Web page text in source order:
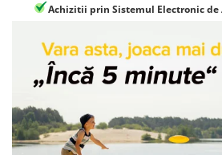
Masinute si trenulete
Roboti de jucarie
Achizitii prin Sistemul Electronic de